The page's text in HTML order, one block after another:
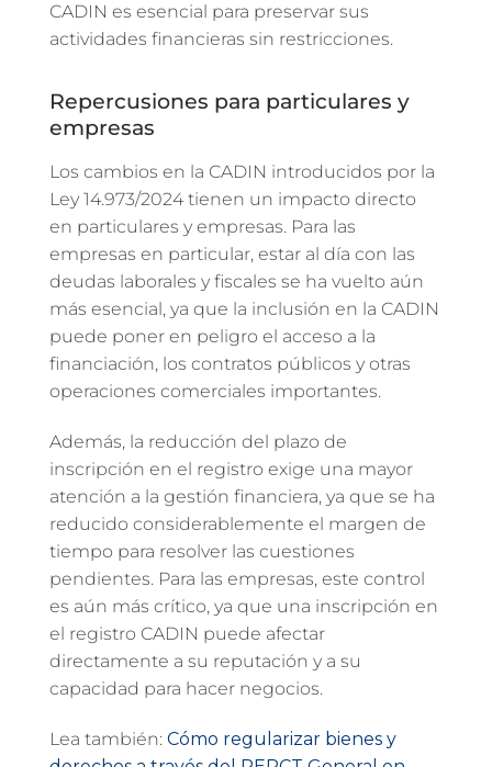
CADIN es esencial para preservar sus
actividades financieras sin restricciones.
Repercusiones para particulares y
empresas
Los cambios en la CADIN introducidos por la
Ley 14.973/2024 tienen un impacto directo
en particulares y empresas. Para las
empresas en particular, estar al día con las
deudas laborales y fiscales se ha vuelto aún
más esencial, ya que la inclusión en la CADIN
puede poner en peligro el acceso a la
financiación, los contratos públicos y otras
operaciones comerciales importantes.
Además, la reducción del plazo de
inscripción en el registro exige una mayor
atención a la gestión financiera, ya que se ha
reducido considerablemente el margen de
tiempo para resolver las cuestiones
pendientes. Para las empresas, este control
es aún más crítico, ya que una inscripción en
el registro CADIN puede afectar
directamente a su reputación y a su
capacidad para hacer negocios.
Lea también: Cómo regularizar bienes y